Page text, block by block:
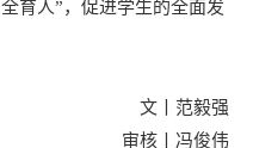
育人”，促进学生的全面发
文丨范毅强
审核丨冯俊伟